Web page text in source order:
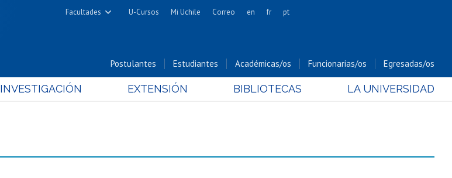
Facultades
Cs. Físicas y Matemáticas
Cs. Forestales y Conservación
Cs. Químicas y Farmacéuticas
Cs. Sociales
U-Cursos Mi Uchile Correo en fr pt
Postulantes Estudiantes Académicas/os Funcionarias/os Egresadas/os
INVESTIGACIÓN EXTENSIÓN BIBLIOTECAS LA UNIVERSIDAD